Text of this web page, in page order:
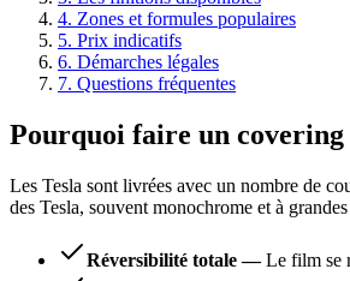
4. Zones et formules populaires
5. Prix indicatifs
6. Démarches légales
7. Questions fréquentes
Pourquoi faire un covering
Les Tesla sont livrées avec un nombre de
des Tesla, souvent monochrome et à
Réversibilité totale— Le film se